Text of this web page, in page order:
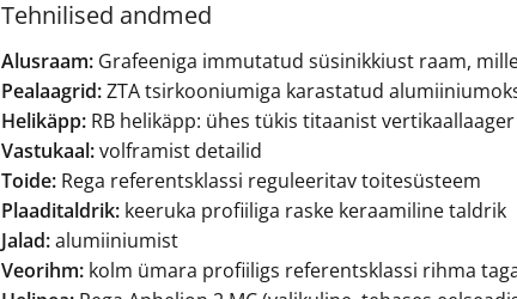
Tehnilised andmed
Alusraam:Grafeeniga immutatud süsinikkiust raam,
Pealaagrid:ZTA tsirkooniumiga karastatud
Helikäpp:RB helikäpp: ühes tükis titaanist
Vastukaal:volframist detailid
Toide: Rega referentsklassi reguleeritav toitesüsteem
Plaaditaldrik:keeruka profiiliga raske keraamiline taldrik
Jalad:alumiiniumist
Veorihm:kolm ümara profiiligs referentsklassi rihma